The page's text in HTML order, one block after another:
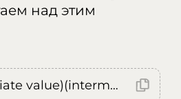
над этим
Error: (intermediate value)(intermediate value)(intermediate value).replaceAll is not a function